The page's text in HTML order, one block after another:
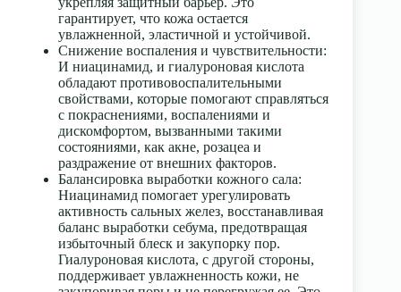
гарантирует, что кожа остается
увлажненной, эластичной и устойчивой.
Снижение воспаления и чувствительности:
И ниацинамид, и гиалуроновая кислота
обладают противовоспалительными
свойствами, которые помогают справляться
с покраснениями, воспалениями и
дискомфортом, вызванными такими
состояниями, как акне, розацеа и
раздражение от внешних факторов.
Балансировка выработки кожного сала:
Ниацинамид помогает урегулировать
активность сальных желез, восстанавливая
баланс выработки себума, предотвращая
избыточный блеск и закупорку пор.
Гиалуроновая кислота, с другой стороны,
поддерживает увлажненность кожи, не